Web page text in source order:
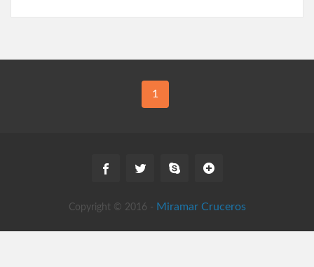
1
Copyright © 2016 - Miramar Cruceros